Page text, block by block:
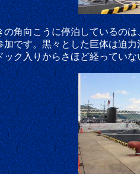
に停泊しているのは、お
黒々とした巨体は迫力満
からさほど経っていな